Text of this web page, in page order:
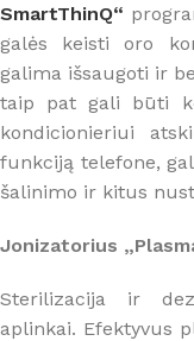
SmartThinQ“
galės keisti oro
galima išsaugoti ir
taip pat gali būti
kondicionieriui
funkciją telefone,
šalinimo ir kitus
Jonizatorius
Sterilizacija ir
aplinkai. Efektyvus